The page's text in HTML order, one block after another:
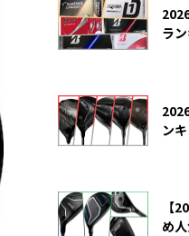
ラ
ン
【
め